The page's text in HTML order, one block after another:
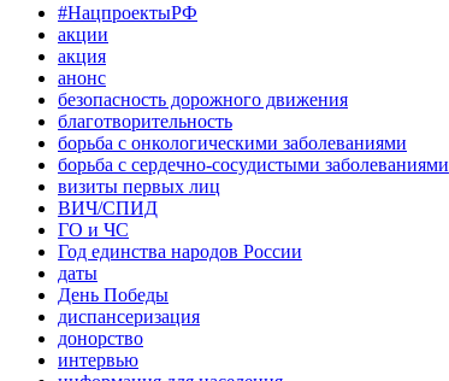
#НацпроектыРФ
акции
акция
анонс
безопасность дорожного движения
благотворительность
борьба с онкологическими заболеваниями
борьба с сердечно-сосудистыми заболеваниями
визиты первых лиц
ВИЧ/СПИД
ГО и ЧС
Год единства народов России
даты
День Победы
диспансеризация
донорство
интервью